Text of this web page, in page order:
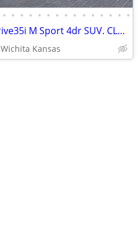
• • • • • • • • • • • • • • •
2017 BMW X5 sDrive35i M Sport 4dr SUV. CLEAN! NO ACCIDENTS!
Wichita Kansas